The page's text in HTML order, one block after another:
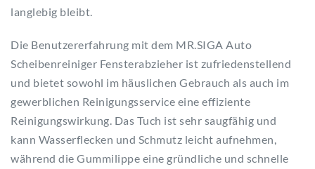
langlebig bleibt.
Die Benutzererfahrung mit dem MR.SIGA Auto
Scheibenreiniger Fensterabzieher ist zufriedenstellend
und bietet sowohl im häuslichen Gebrauch als auch im
gewerblichen Reinigungsservice eine effiziente
Reinigungswirkung. Das Tuch ist sehr saugfähig und
kann Wasserflecken und Schmutz leicht aufnehmen,
während die Gummilippe eine gründliche und schnelle